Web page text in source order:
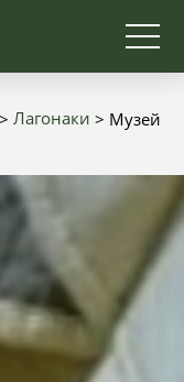
Лагонаки
Музей